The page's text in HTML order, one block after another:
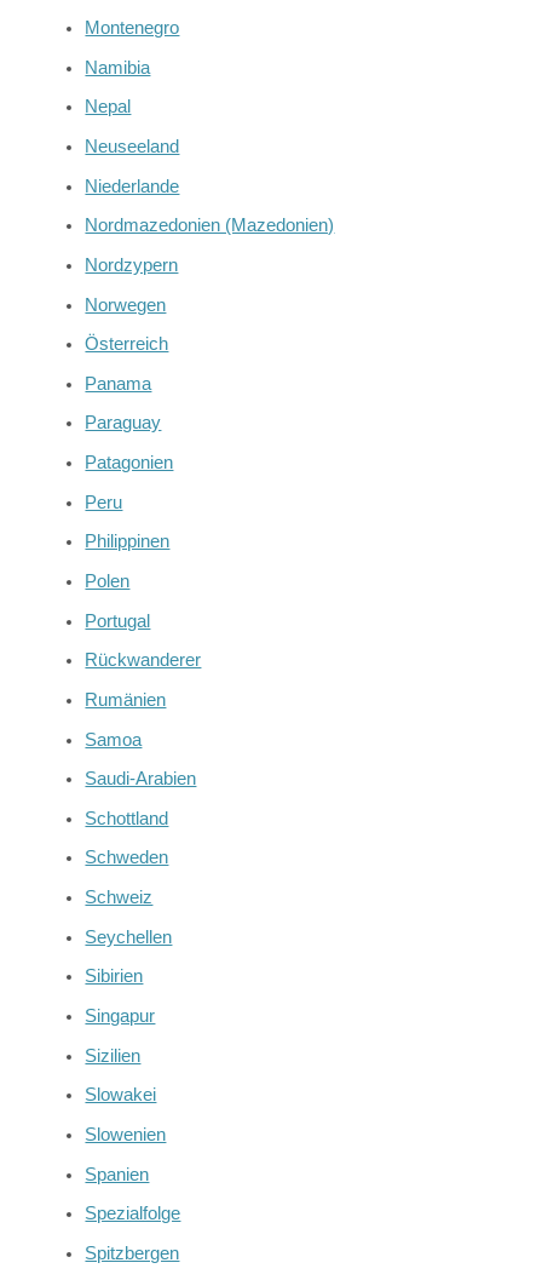
Montenegro
Namibia
Nepal
Neuseeland
Niederlande
Nordmazedonien (Mazedonien)
Nordzypern
Norwegen
Österreich
Panama
Paraguay
Patagonien
Peru
Philippinen
Polen
Portugal
Rückwanderer
Rumänien
Samoa
Saudi-Arabien
Schottland
Schweden
Schweiz
Seychellen
Sibirien
Singapur
Sizilien
Slowakei
Slowenien
Spanien
Spezialfolge
Spitzbergen